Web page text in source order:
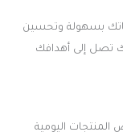
بسهولة وتحسين
تصل إلى أهدافك
اليومية